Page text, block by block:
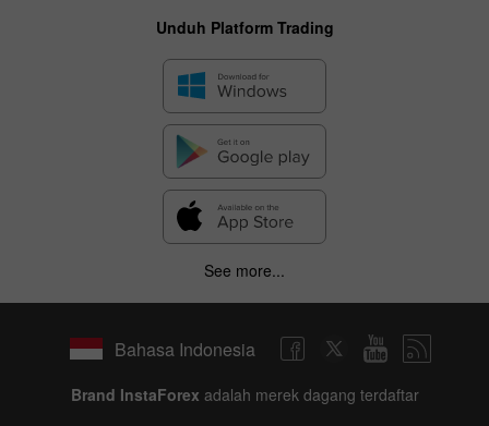
Unduh Platform Trading
See more...
Bahasa Indonesia
Brand InstaForex adalah merek dagang terdaftar